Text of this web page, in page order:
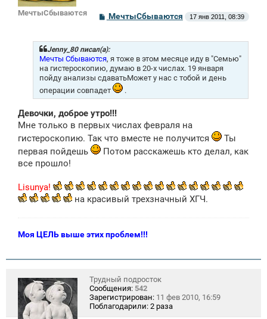
МечтыСбываются
С
б
щ
е
н
и
е
МечтыСбываются 17 янв 2011, 08:39
Jenny_80 писал(а):
Мечты Сбываются, я тоже в этом месяце иду в "Семью"
на гистероскопию, думаю в 20-х числах. 19 января
пойду анализы сдаватьМожет у нас с тобой и день
операции совпадет
.
Девочки, доброе утро!!!
Мне только в первых числах февраля на
гистероскопию. Так что вместе не получится
Ты
первая пойдешь
Потом расскажешь кто делал, как
все прошло!
Lisunya!
на красивый трехзначный ХГЧ.
Моя ЦЕЛЬ выше этих проблем!!!
Трудный подросток
Сообщения: 542
Зарегистрирован: 11 фев 2010, 16:59
Поблагодарили: 2 раза